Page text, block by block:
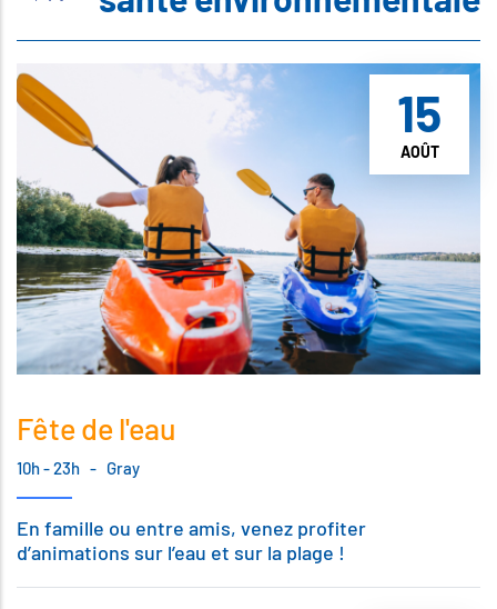
15
AOÛT
Fête de l'eau
10h - 23h - Gray
En famille ou entre amis, venez profiter
d’animations sur l’eau et sur la plage !